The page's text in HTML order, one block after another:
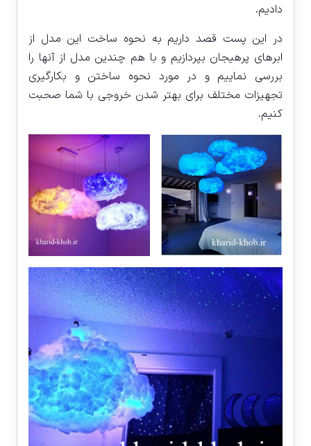
دادیم.
در این پست قصد داریم به نحوه ساخت این مدل از
ابرهای پرهیجان بپردازیم و با هم چندین مدل از آنها را
بررسی نماییم و در مورد نحوه ساختن و بکارگیری
تجهیزات مختلف برای بهتر شدن خروجی با شما صحبت
کنیم.